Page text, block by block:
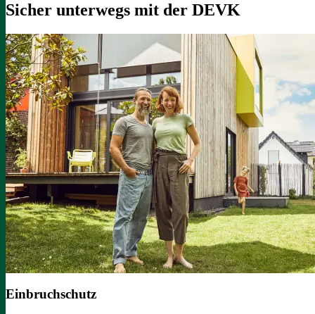
Sicher unterwegs mit der DEVK
Einbruchschutz